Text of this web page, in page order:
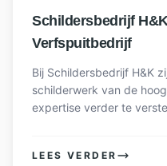
Schildersbedrijf
Verfspuitbedrijf
Bij Schildersbedrijf H&K
schilderwerk van de
expertise verder te
LEES VERDER